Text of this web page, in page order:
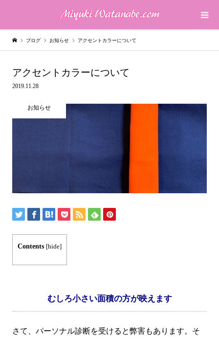
ブログ お知らせ アクセントカラーについて
アクセントカラーについて
2019.11.28
お知らせ
Contents [hide]
むしろ小さい面積の方が映えます
さて、パーソナル診断を受けると弊害もあります。そ